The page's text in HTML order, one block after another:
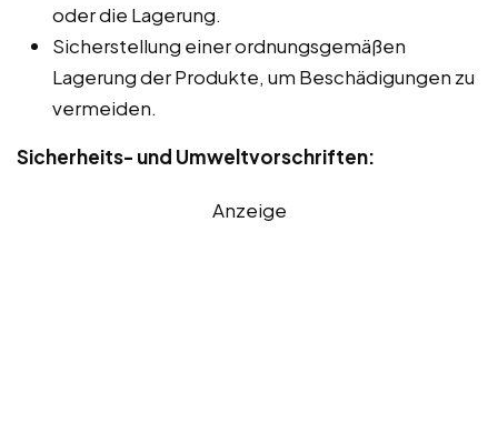
oder die Lagerung.
Sicherstellung einer ordnungsgemäßen
Lagerung der Produkte, um Beschädigungen zu
vermeiden.
Sicherheits- und Umweltvorschriften:
Anzeige